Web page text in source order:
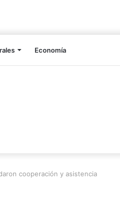
Economía
cooperación y asistencia